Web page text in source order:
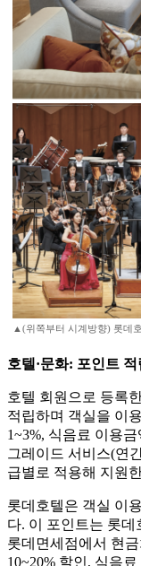
▲(위쪽부터 시계방향) 롯데
호텔·문화: 포인트
호텔 회원으로 등록
적립하며 객실을 이
1~3%, 식음료 이용
그레이드 서비스(연
급별로 적용해 지원
롯데호텔은 객실 이
다. 이 포인트는 롯
롯데면세점에서 현
10~20% 할인, 식음